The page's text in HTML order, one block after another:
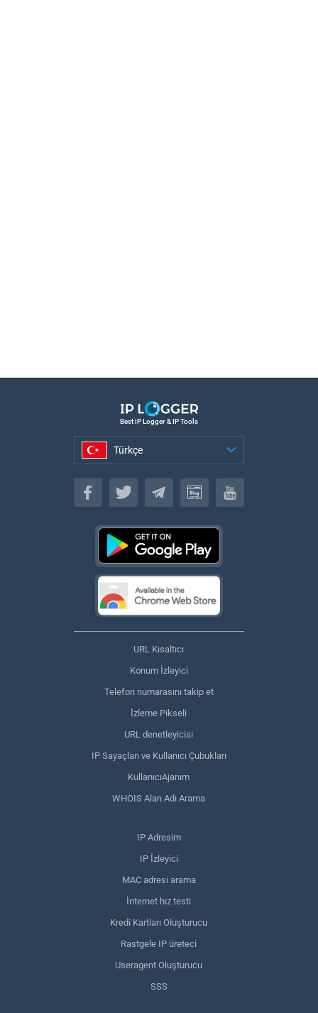
Best IP Logger & IP Tools
Türkçe
Türkçe
URL Kısaltıcı
Konum İzleyici
Telefon numarasını takip et
İzleme Pikseli
URL denetleyicisi
IP Sayaçları ve Kullanıcı Çubukları
KullanıcıAjanım
WHOIS Alan Adı Arama
IP Adresim
IP İzleyici
MAC adresi arama
İnternet hız testi
Kredi Kartları Oluşturucu
Rastgele IP üreteci
Useragent Oluşturucu
SSS